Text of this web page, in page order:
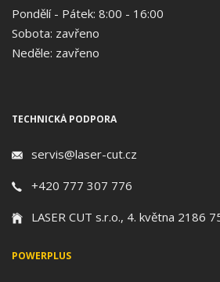
Pondělí - Pátek: 8:00 - 16:00
Sobota: zavřeno
Neděle: zavřeno
TECHNICKÁ PODPORA
servis@laser-cut.cz
+420 777 307 776
LASER CUT s.r.o., 4. května 2186
POWERPLUS